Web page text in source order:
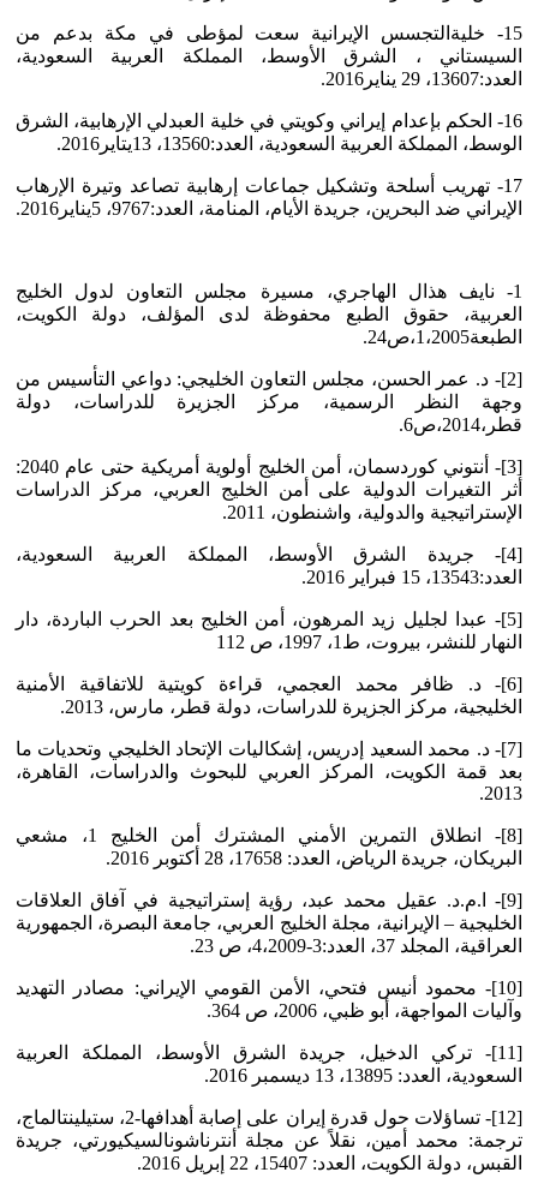
15- خليةالتجسس الإيرانية سعت لمؤطى في مكة بدعم من
السيستاني ، الشرق الأوسط، المملكة العربية السعودية،
العدد:13607، 29 يناير2016.
16- الحكم بإعدام إيراني وكويتي في خلية العبدلي الإرهابية، الشرق
الوسط، المملكة العربية السعودية، العدد:13560، 13يتاير2016.
17- تهريب أسلحة وتشكيل جماعات إرهابية تصاعد وتيرة الإرهاب
الإيراني ضد البحرين، جريدة الأيام، المنامة، العدد:9767، 5يناير2016.
1- نايف هذال الهاجري، مسيرة مجلس التعاون لدول الخليج
العربية، حقوق الطبع محفوظة لدى المؤلف، دولة الكويت،
الطبعة1،2005،ص24.
[2]- د. عمر الحسن، مجلس التعاون الخليجي: دواعي التأسيس من
وجهة النظر الرسمية، مركز الجزيرة للدراسات، دولة
قطر،2014،ص6.
[3]- أنتوني كوردسمان، أمن الخليج أولوية أمريكية حتى عام 2040:
أثر التغيرات الدولية على أمن الخليج العربي، مركز الدراسات
الإستراتيجية والدولية، واشنطون، 2011.
[4]- جريدة الشرق الأوسط، المملكة العربية السعودية،
العدد:13543، 15 فبراير 2016.
[5]- عبدا لجليل زيد المرهون، أمن الخليج بعد الحرب الباردة، دار
النهار للنشر، بيروت، ط1، 1997، ص 112
[6]- د. ظافر محمد العجمي، قراءة كويتية للاتفاقية الأمنية
الخليجية، مركز الجزيرة للدراسات، دولة قطر، مارس، 2013.
[7]- د. محمد السعيد إدريس، إشكاليات الإتحاد الخليجي وتحديات ما
بعد قمة الكويت، المركز العربي للبحوث والدراسات، القاهرة،
2013.
[8]- انطلاق التمرين الأمني المشترك أمن الخليج 1، مشعي
البريكان، جريدة الرياض، العدد: 17658، 28 أكتوبر 2016.
[9]- ا.م.د. عقيل محمد عبد، رؤية إستراتيجية في آفاق العلاقات
الخليجية – الإيرانية، مجلة الخليج العربي، جامعة البصرة، الجمهورية
العراقية، المجلد 37، العدد:3-4،2009، ص 23.
[10]- محمود أنيس فتحي، الأمن القومي الإيراني: مصادر التهديد
وآليات المواجهة، أبو ظبي، 2006، ص 364.
[11]- تركي الدخيل، جريدة الشرق الأوسط، المملكة العربية
السعودية، العدد: 13895، 13 ديسمبر 2016.
[12]- تساؤلات حول قدرة إيران على إصابة أهدافها-2، ستيلينتالماج،
ترجمة: محمد أمين، نقلاً عن مجلة أنترناشونالسيكيورتي، جريدة
القبس، دولة الكويت، العدد: 15407، 22 إبريل 2016.